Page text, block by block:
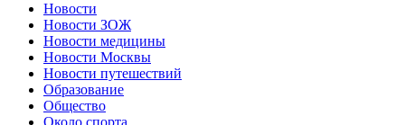
Новости
Новости ЗОЖ
Новости медицины
Новости Москвы
Новости путешествий
Образование
Общество
Около спорта